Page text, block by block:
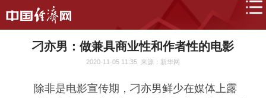
刁亦男：做兼具商业性和作者性的电影
2020-11-05 11:35 来源：新华网
除非是电影宣传期，刁亦男鲜少在媒体上露